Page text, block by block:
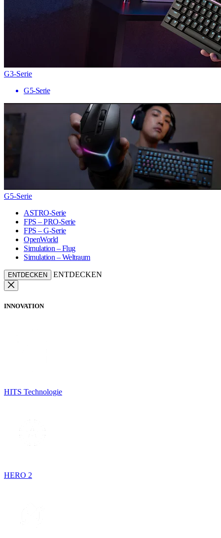
G3-Serie
G5-Serie
G5-Serie
ASTRO-Serie
FPS – PRO-Serie
FPS – G-Serie
OpenWorld
Simulation – Flug
Simulation – Weltraum
ENTDECKEN ENTDECKEN
INNOVATION
HITS Technologie
HERO 2